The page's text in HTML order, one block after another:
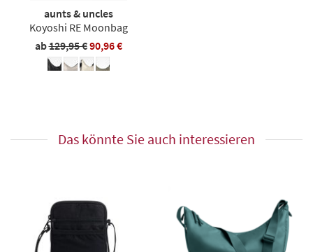
aunts & uncles
Koyoshi RE Moonbag
ab129,95 €90,96 €
Das könnte Sie auch interessieren